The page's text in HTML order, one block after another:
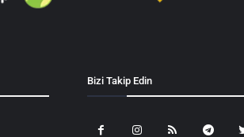
Bizi Takip Edin